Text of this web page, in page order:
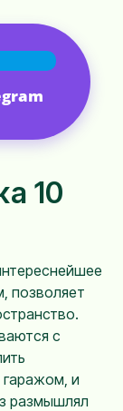
10
позволяет
с
гаражом, и
размышлял